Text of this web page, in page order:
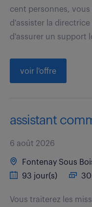
cent personnes,
d'assister la
d'assurer un support
voir l'offre
assistant
6 août 2026
Fontenay Sous
93 jour(s)
Vous traiterez les